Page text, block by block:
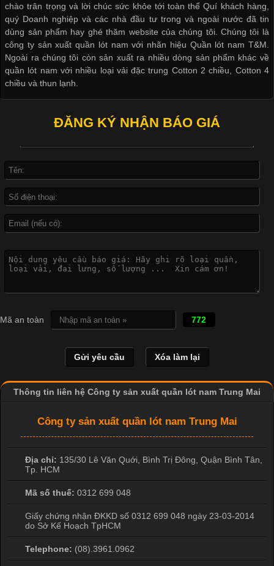
Không chỉ được ứng dụng trong quần áo thường ngày, loại vải
này còn xuất hiện nhiều trong các sản phẩm đồ lót
Những Loại Vải Thun Thông Dụng Và Đặc Điểm Nổi Bật
Cập nhật 2026-05-20 14:58:56
thoải mái khi mặc. Từ áo thun, đồ thể thao cho đến đồ lót nam,
vải thun luôn đóng vai trò quan trọng trong quá trình sản xuất.
Hiện nay, nhu cầu tìm kiếm quần lót nam giá
Xu Hướng Form Áo Thun Phổ Biến Trong Ngành May Mặc
Ngành May Mặc Áo thun là một trong những trang phục quen
dạng về màu sắc hay chất liệu, áo thun còn có nhiều form dáng
khác nhau để phù hợp với từng phong cách thời trang và nhu
Khám Phá Áo Phông Trang Phục Phổ Biến Nhất Hiện Nay
Áo phông là một trong những trang phục phổ biến nhất trong
đời sống hiện đại nhờ sự tiện lợi, thoải mái và dễ phối đồ.
Không chỉ xuất hiện trong thời trang thường ngày, áo phông còn
được ứng dụng rộng rãi trong ngành sản xuất may mặc, đặc
chào trân trọng và lời chúc sức khỏe tới toàn thể Quí khách hàng,
quý Doanh nghiệp và các nhà đầu tư trong và ngoài nước đã tin
dùng sản phẩm hay ghé thăm website của chúng tôi. Chúng tôi là
công ty sản xuất quần lót nam với nhãn hiệu Quần lót nam T&M.
Ngoài ra chúng tôi còn sản xuất ra nhiều dòng sản phẩm khác về
quần lót nam với nhiều loại vải đặc trung Cotton 2 chiều, Cotton 4
chiều và thun lạnh.
ĐĂNG KÝ NHẬN BÁO GIÁ
Mã an toàn 772
Thông tin liên hệ Công ty sản xuất quần lót nam Trung Mai
Công ty sản xuất quần lót nam Trung Mai
Địa chỉ: 135/30 Lê Văn Quới, Bình Trị Đông Quận Bình Tân
Tp. HCM
Mã số thuế: 0312 699 048
Giấy chứng nhận ĐKKD số 0312 699 048 ngày 23-03-2014
do Sở Kế Hoạch TpHCM
Telephone: (08).3961.0962